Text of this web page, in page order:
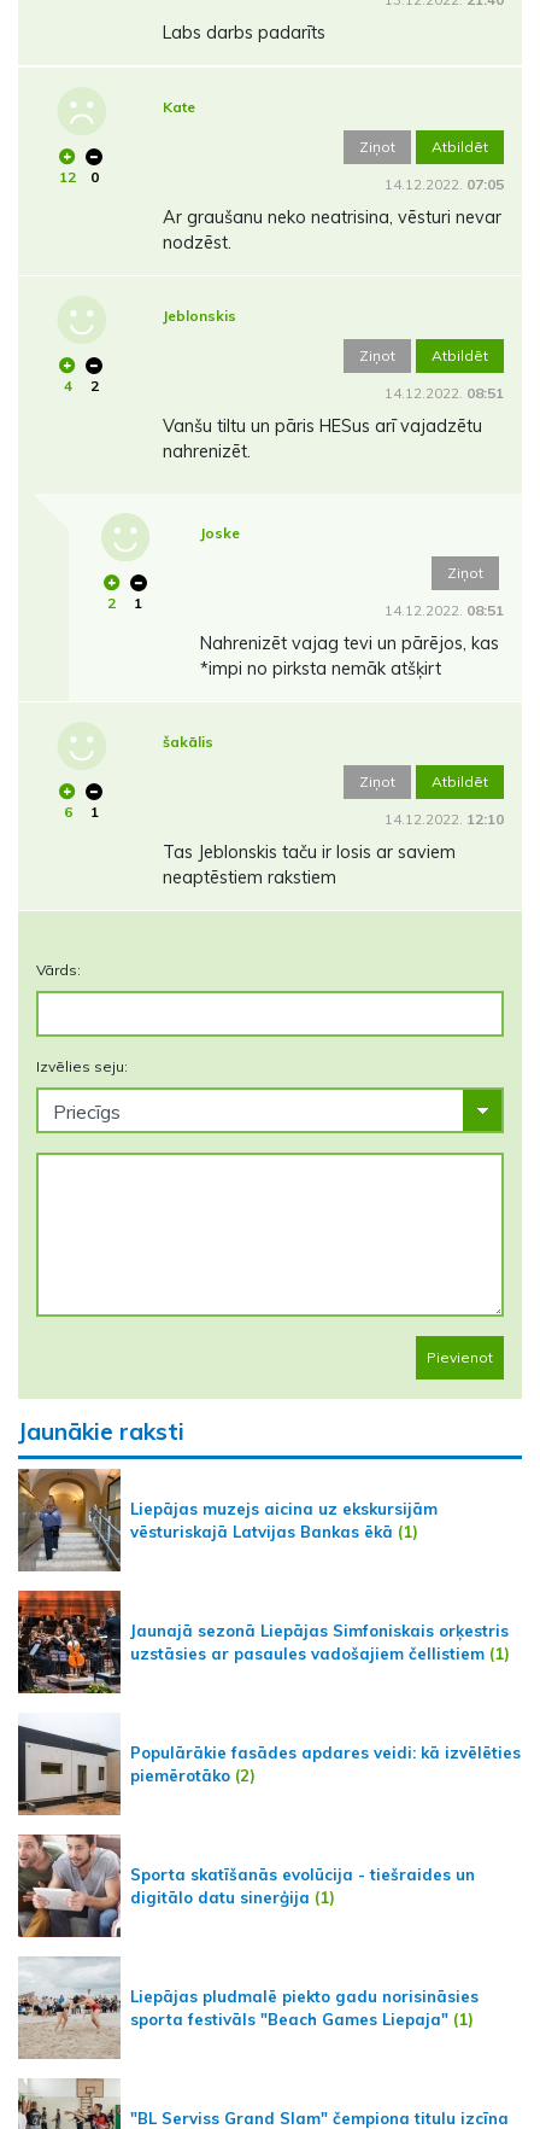
Labs darbs padarīts
12 0
Kate
Ziņot Atbildēt
14.12.2022. 07:05
Ar graušanu neko neatrisina, vēsturi nevar
nodzēst.
4 2
Jeblonskis
Ziņot Atbildēt
14.12.2022. 08:51
Vanšu tiltu un pāris HESus arī vajadzētu
nahrenizēt.
2 1
Joske
Ziņot
14.12.2022. 08:51
Nahrenizēt vajag tevi un pārējos, kas
*impi no pirksta nemāk atšķirt
6 1
šakālis
Ziņot Atbildēt
14.12.2022. 12:10
Tas Jeblonskis taču ir losis ar saviem
neaptēstiem rakstiem
Vārds:
Izvēlies seju:
Pievienot
Jaunākie raksti
Liepājas muzejs aicina uz ekskursijām
vēsturiskajā Latvijas Bankas ēkā (1)
Jaunajā sezonā Liepājas Simfoniskais orķestris
uzstāsies ar pasaules vadošajiem čellistiem (1)
Populārākie fasādes apdares veidi: kā izvēlēties
piemērotāko (2)
Sporta skatīšanās evolūcija - tiešraides un
digitālo datu sinerģija (1)
Liepājas pludmalē piekto gadu norisināsies
sporta festivāls "Beach Games Liepaja" (1)
"BL Serviss Grand Slam" čempiona titulu izcīna